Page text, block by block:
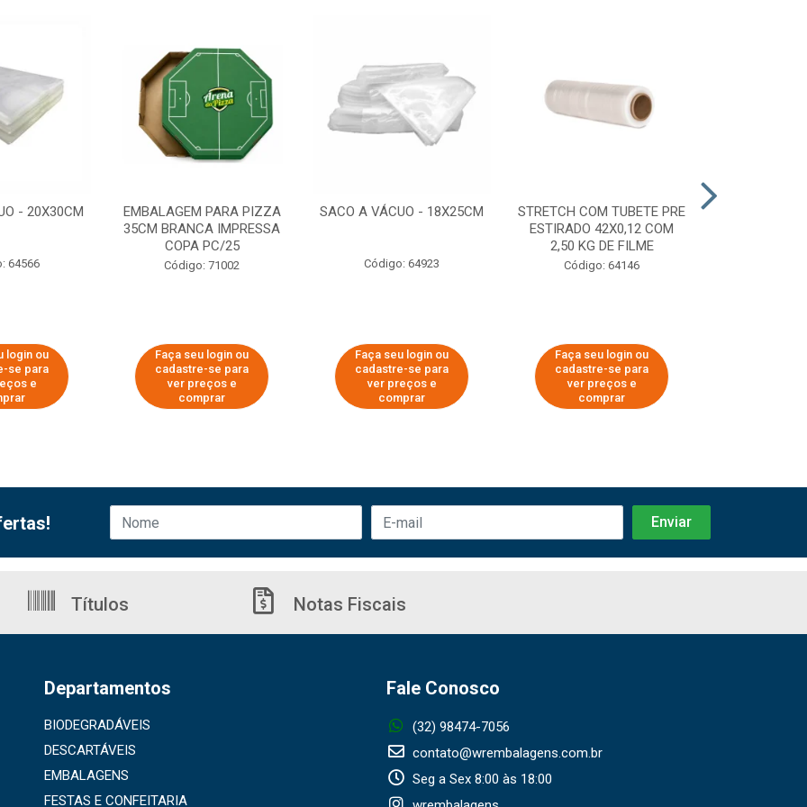
- 20X30CM
64566
login ou
se para
e
EMBALAGEM PARA PIZZA
35CM BRANCA IMPRESSA
COPA PC/25
Código: 71002
Faça seu login ou
cadastre-se para
ver preços e
comprar
SACO A VÁCUO - 18X25CM
Código: 64923
Faça seu login ou
cadastre-se para
ver preços e
comprar
STRETCH COM TUBETE PRE
ESTIRADO 42X0,12 COM
2,50 KG DE FILME
Código: 64146
Faça seu login ou
cadastre-se para
ver preços e
comprar
Títulos Notas Fiscais
Departamentos
BIODEGRADÁVEIS
DESCARTÁVEIS
EMBALAGENS
FESTAS E CONFEITARIA
Fale Conosco
(32) 98474-7056
contato@wrembalagens.com.br
Seg a Sex 8:00 às 18:00